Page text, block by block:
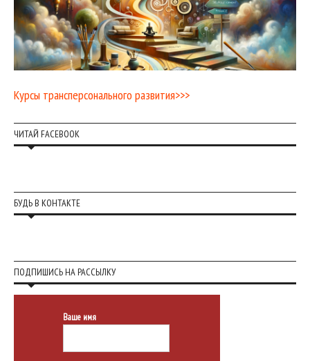
Курсы трансперсонального развития>>>
ЧИТАЙ FACEBOOK
БУДЬ В КОНТАКТЕ
ПОДПИШИСЬ НА РАССЫЛКУ
Ваше имя